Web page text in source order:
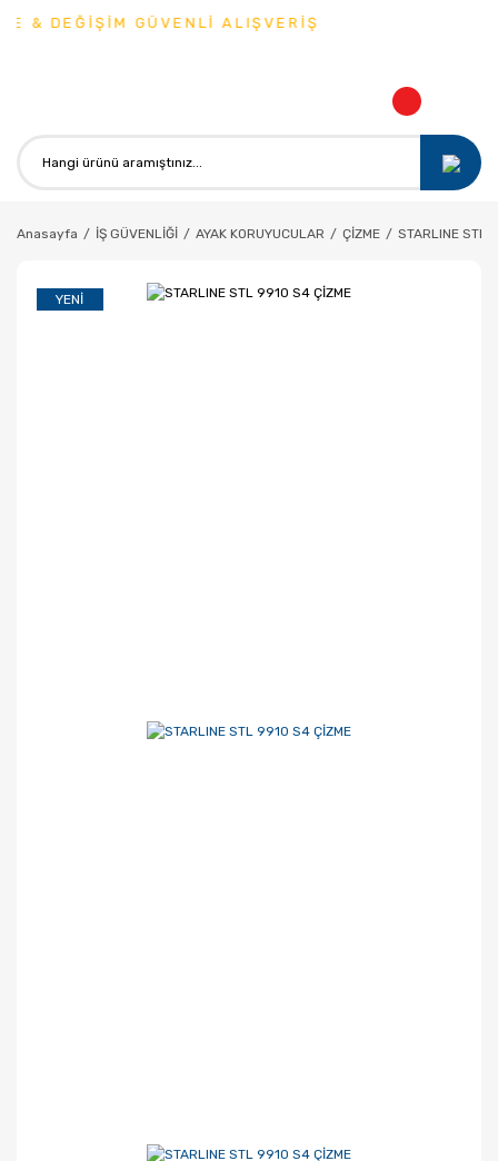
GÜVENLİ ALIŞVERİŞ
Anasayfa İŞ GÜVENLİĞİ AYAK KORUYUCULAR ÇİZME STARLINE STL
YENI